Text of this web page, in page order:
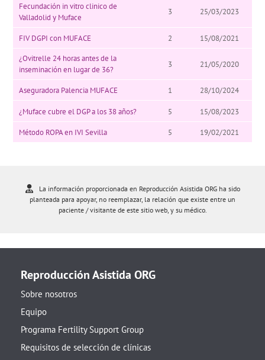
Fecundación in vitro clinico de
Valladolid y Muface
3 25/03/2023
FIV DGPI con MUFACE 2
15/08/2021
¿Ovitrelle 24 horas antes de la
inseminación en lugar de 36?
3 21/05/2020
Aseguradora Palencia MUFACE 1 28/10/2024
¿Muface cubre el DGP a los 38 años? 5 15/08/2023
Método ROPA en IVI Sevilla 5 19/02/2021
La información proporcionada en Reproducción Asistida ORG ha sido
planteada para apoyar, no reemplazar, la relación que existe entre un
paciente / visitante de este sitio web, y su médico.
Reproducción Asistida ORG
Sobre nosotros
Equipo
Programa Fertility Support Group
Requisitos de selección de clínicas